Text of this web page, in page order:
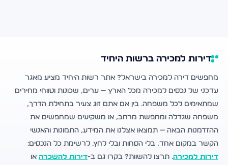
דירות למכירה ברשות היחיד
מחפשים דירה למכירה בישראל? אתר רשות היחיד מציע מאגר
עדכני של נכסים למכירה מכל הארץ — ערים, שכונות וטווחי מחירים
שמתאימים לכל משפחה. בין אם אתם זוג צעיר בתחילת הדרך,
משפחה שגדלה ומחפשת מרחב, או משקיעים שמחפשים את
ההזדמנות הבאה — תמצאו אצלנו את המידע, התמונות והאנשי
הקשר במקום אחד, בלי הסחות ובלי לחץ. לרשימת כל הנכסים:
דירות למכירה. תרצו להשוות? בקרו גם ב-דירות להשכרה או